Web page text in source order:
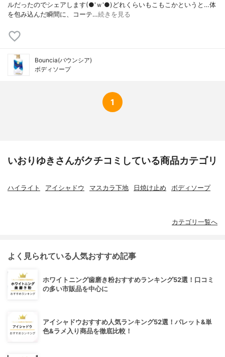
ルだったのでシェアします(●'ｗ'●)どれくらいもこもこかというと…体
を包み込んだ瞬間に、コーテ…続きを見る
Bouncia(バウンシア)
ボディソープ
1
いおりゆきさんがクチコミしている商品カテゴリ
ハイライト アイシャドウ マスカラ下地 日焼け止め ボディソープ
カテゴリ一覧へ
よく見られている人気おすすめ記事
ホワイトニング歯磨き粉おすすめランキング52選！口コミ
の多い市販品を中心に
アイシャドウおすすめ人気ランキング52選！パレット&単
色&ラメ入り商品を徹底比較！